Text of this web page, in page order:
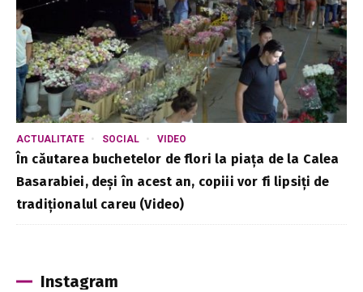
ACTUALITATE SOCIAL VIDEO
În căutarea buchetelor de flori la piața de la Calea
Basarabiei, deși în acest an, copiii vor fi lipsiți de
tradiționalul careu (Video)
Instagram